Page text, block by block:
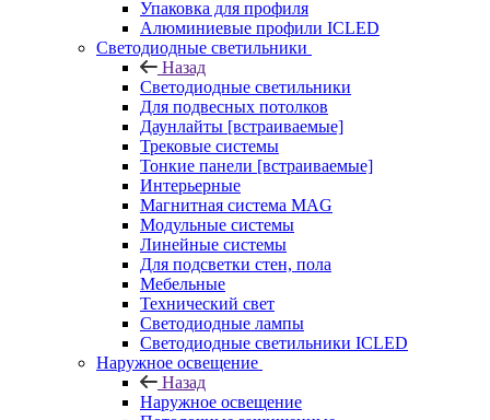
Упаковка для профиля
Алюминиевые профили ICLED
Светодиодные светильники
Назад
Светодиодные светильники
Для подвесных потолков
Даунлайты [встраиваемые]
Трековые системы
Тонкие панели [встраиваемые]
Интерьерные
Магнитная система MAG
Модульные системы
Линейные системы
Для подсветки стен, пола
Мебельные
Технический свет
Светодиодные лампы
Светодиодные светильники ICLED
Наружное освещение
Назад
Наружное освещение